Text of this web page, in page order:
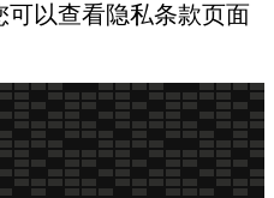
以查看隐私条款页面